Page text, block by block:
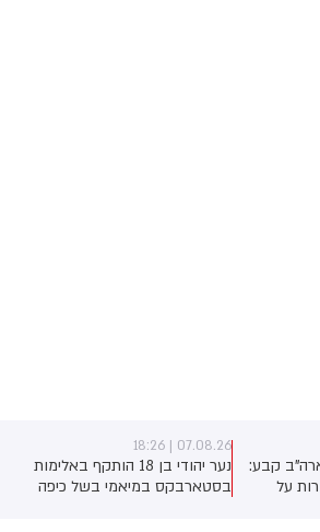
קבע:
על
07.08.26 | 18:26
נער יהודי בן 18 הותקף באלימות
בסטארבקס במיאמי בשל כיפה